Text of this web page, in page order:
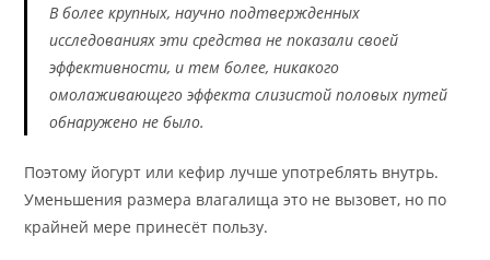
В более крупных, научно подтвержденных
исследованиях эти средства не показали своей
эффективности, и тем более, никакого
омолаживающего эффекта слизистой половых путей
обнаружено не было.
Поэтому йогурт или кефир лучше употреблять внутрь.
Уменьшения размера влагалища это не вызовет, но по
крайней мере принесёт пользу.